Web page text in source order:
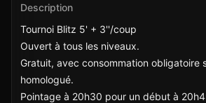
Description
Tournoi Blitz 5' + 3''/coup
Ouvert à tous les niveaux.
Gratuit, avec consommation obligatoire
homologué.
Pointage à 20h30 pour un début à